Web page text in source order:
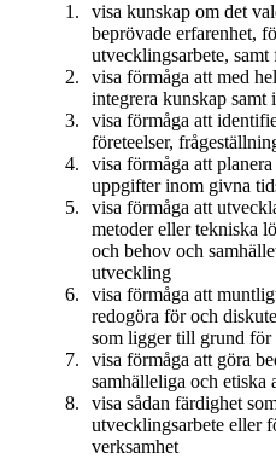
visa kunskap om det
beprövade erfarenhet,
utvecklingsarbete,
visa förmåga att med
integrera kunskap
visa förmåga att
företeelser,
visa förmåga att
uppgifter inom givna
visa förmåga att
metoder eller tekniska
och behov och
utveckling
visa förmåga att
redogöra för och
som ligger till grund för
visa förmåga att göra
samhälleliga och etiska
visa sådan färdighet
utvecklingsarbete eller
verksamhet